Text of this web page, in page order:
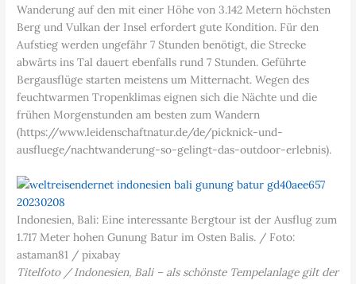
Wanderung auf den mit einer Höhe von 3.142 Metern höchsten
Berg und Vulkan der Insel erfordert gute Kondition. Für den
Aufstieg werden ungefähr 7 Stunden benötigt, die Strecke
abwärts ins Tal dauert ebenfalls rund 7 Stunden. Geführte
Bergausflüge starten meistens um Mitternacht. Wegen des
feuchtwarmen Tropenklimas eignen sich die Nächte und die
frühen Morgenstunden am besten zum Wandern
(https://www.leidenschaftnatur.de/de/picknick-und-
ausfluege/nachtwanderung-so-gelingt-das-outdoor-erlebnis).
Indonesien, Bali: Eine interessante Bergtour ist der Ausflug zum
1.717 Meter hohen Gunung Batur im Osten Balis. / Foto:
astaman81 / pixabay
Titelfoto / Indonesien, Bali – als schönste Tempelanlage gilt der